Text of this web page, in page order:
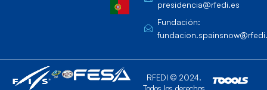
presidencia@rfedi.es
Fundación:
RFEDI © 2024.